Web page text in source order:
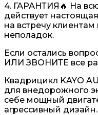
4. ГАРАНТИЯ🔥 На
действует
на встречу
неполадок.
Если остались
ИЛИ ЗВОНИТЕ все
Квадрицикл KAYO
для внедорожного
себе мощный
агрессивный дизайн.